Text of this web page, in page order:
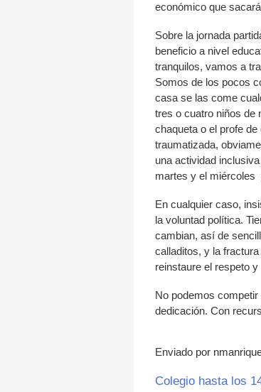
económico que
Sobre la jornada
beneficio a nivel
tranquilos, vamos a
Somos de los pocos
casa se las come
tres o cuatro niños de
chaqueta o el profe
traumatizada,
una actividad
martes y el miércoles
En cualquier caso,
la voluntad política.
cambian, así de
calladitos, y la
reinstaure el respeto
No podemos
dedicación. Con
Enviado por
Colegio hasta los